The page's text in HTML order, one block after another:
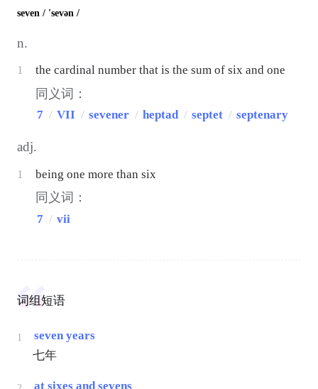
seven / 'sevən /
n.
1 the cardinal number that is the sum of six and one
同义词：
7 / VII / sevener / heptad/ septet / septenary
adj.
1 being one more than six
同义词：
7 / vii
词组短语
1
seven years
七年
at sixes and sevens